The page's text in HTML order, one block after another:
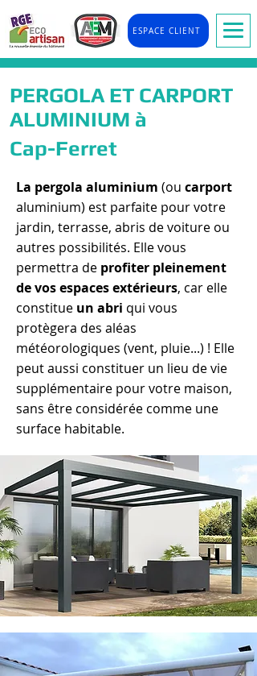
ESPACE CLIENT
PERGOLA ET CARPORT
ALUMINIUM à
Cap-Ferret
La pergola aluminium (ou carport
aluminium) est parfaite pour votre
jardin, terrasse, abris de voiture ou
autres possibilités. Elle vous
permettra de profiter pleinement
de vos espaces extérieurs, car elle
constitue un abri qui vous
protègera des aléas
météorologiques (vent, pluie...) ! Elle
peut aussi constituer un lieu de vie
supplémentaire pour votre maison,
sans être considérée comme une
surface habitable.